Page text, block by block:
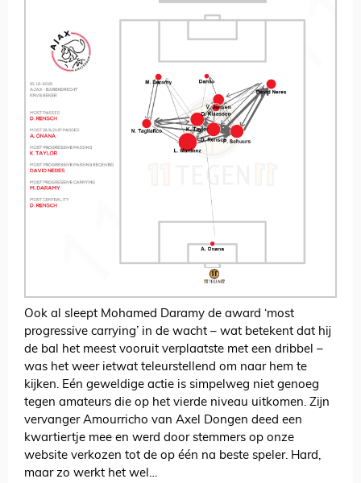
Ook al sleept Mohamed Daramy de award ‘most
progressive carrying’ in de wacht – wat betekent dat hij
de bal het meest vooruit verplaatste met een dribbel –
was het weer ietwat teleurstellend om naar hem te
kijken. Eén geweldige actie is simpelweg niet genoeg
tegen amateurs die op het vierde niveau uitkomen. Zijn
vervanger Amourricho van Axel Dongen deed een
kwartiertje mee en werd door stemmers op onze
website verkozen tot de op één na beste speler. Hard,
maar zo werkt het wel…